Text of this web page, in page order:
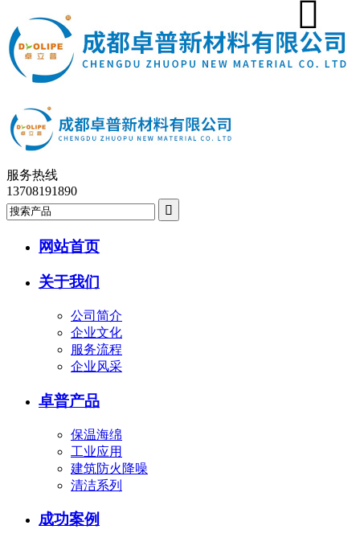
服务热线
13708191890
网站首页
关于我们
公司简介
企业文化
服务流程
企业风采
卓普产品
保温海绵
工业应用
建筑防火降噪
清洁系列
成功案例